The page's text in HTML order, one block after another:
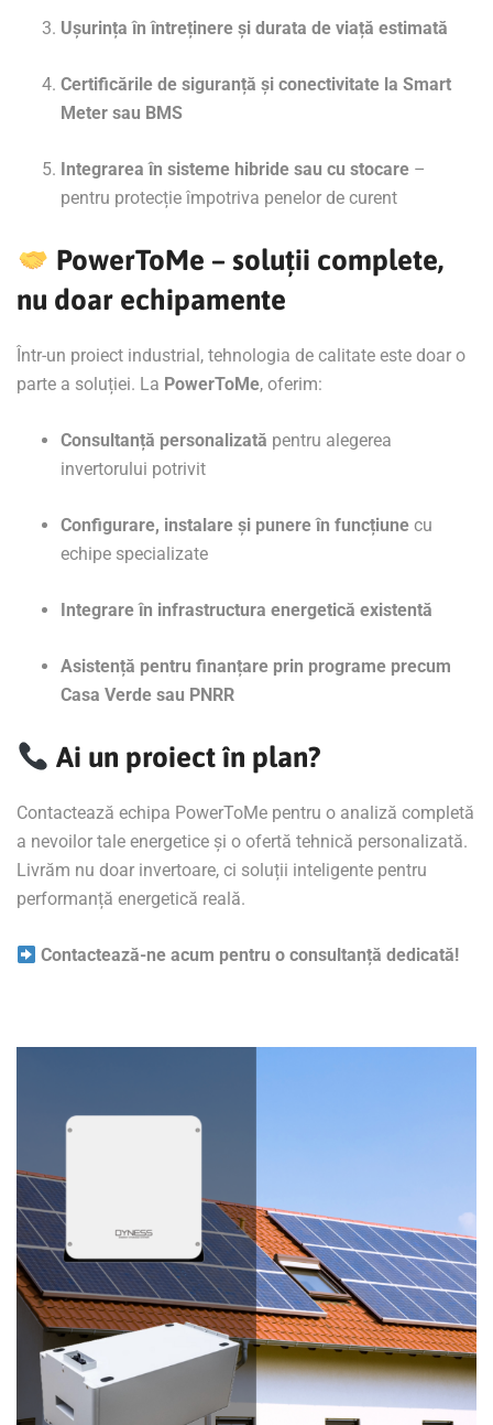
Ușurința în întreținere și durata de viață estimată
Certificările de siguranță și conectivitate la Smart
Meter sau BMS
Integrarea în sisteme hibride sau cu stocare –
pentru protecție împotriva penelor de curent
PowerToMe – soluții complete,
nu doar echipamente
Într-un proiect industrial, tehnologia de calitate este doar o
parte a soluției. La PowerToMe, oferim:
Consultanță personalizată pentru alegerea
invertorului potrivit
Configurare, instalare și punere în funcțiune cu
echipe specializate
Integrare în infrastructura energetică existentă
Asistență pentru finanțare prin programe precum
Casa Verde sau PNRR
Ai un proiect în plan?
Contactează echipa PowerToMe pentru o analiză completă
a nevoilor tale energetice și o ofertă tehnică personalizată.
Livrăm nu doar invertoare, ci soluții inteligente pentru
performanță energetică reală.
Contactează-ne acum pentru o consultanță dedicată!